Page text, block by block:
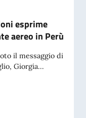
esprime
aereo in Perù
il messaggio di
Giorgia...
esprime cordoglio per il